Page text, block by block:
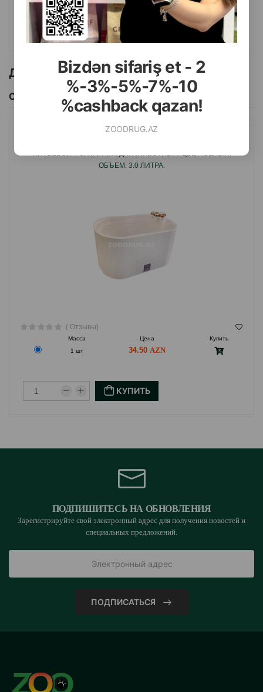
Bizdən sifariş et - 2
%-3%-5%-7%-10
%cashback qazan!
ZOODRUG.AZ
КУПИТЬ
Другие товоры бренда
Смотреть Все
ПИТЬЕВОЙ ФОНТАНЧИК ДЛЯ ЖИВОТНЫХ. ЦВЕТ: БЕЛЫЙ.
ОБЪЕМ: 3.0 ЛИТРА.
( Отзывы)
Масса Цена
Купить
1 шт
34.50
КУПИТЬ
ПОДПИШИТЕСЬ НА ОБНОВЛЕНИЯ
Зарегистрируйте свой электронный адрес для получения новостей и
специальных предложений.
ПОДПИСАТЬСЯ